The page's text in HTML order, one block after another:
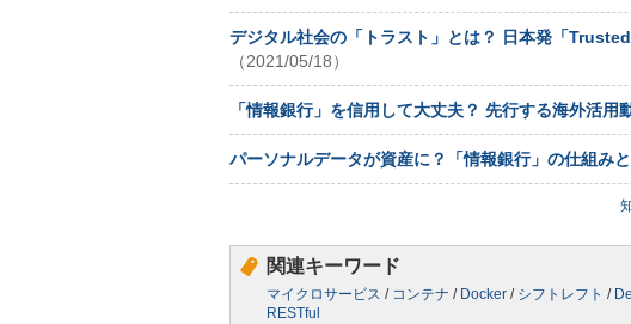
デジタル社会の「トラスト」とは？ 日本発「
（2021/05/18）
「情報銀行」を信用して大丈夫？ 先行する海外活用
パーソナルデータが資産に？「情報銀行」の仕組みと
関連キーワード
マイクロサービス / コンテナ / Docker / シフトレフト /
RESTful